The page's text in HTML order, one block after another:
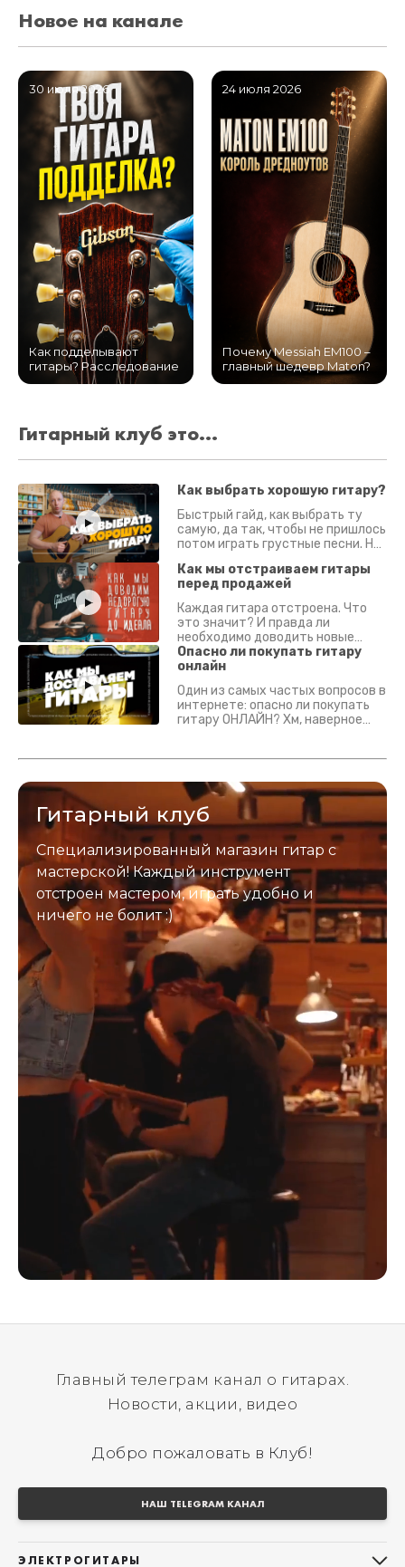
Новое на канале
30 июля 2026
Как подделывают
гитары? Расследование
24 июля 2026
Почему Messiah EM100 –
главный шедевр Maton?
Гитарный клуб это...
Как выбрать хорошую гитару?
Быстрый гайд, как выбрать ту
самую, да так, чтобы не пришлось
потом играть грустные песни. На
Как мы отстраиваем гитары
перед продажей
Каждая гитара отстроена. Что
это значит? И правда ли
необходимо доводить новые
гитары? Если кратко - да.
Подробно - в видео :)
Опасно ли покупать гитару
онлайн
Один из самых частых вопросов в
интернете: опасно ли покупать
гитару ОНЛАЙН? Хм, наверное
застрахован. Случись что -
Гитарный клуб
Специализированный магазин гитар с
мастерской! Каждый инструмент
отстроен мастером, играть удобно и
ничего не болит :)
Главный телеграм канал о гитарах.
Новости, акции, видео
Добро пожаловать в Клуб!
НАШ TELEGRAM КАНАЛ
ЭЛЕКТРОГИТАРЫ